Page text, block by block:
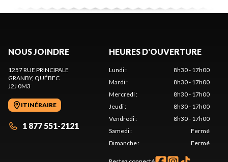
NOUS JOINDRE
1257 RUE PRINCIPALE
GRANBY, QUÉBEC
J2J 0M3
ITINÉRAIRE
1 877 551-2121
HEURES D'OUVERTURE
Lundi:
8h30 - 17h00
Mardi:
8h30 - 17h00
Mercredi:
8h30 - 17h00
Jeudi:
8h30 - 17h00
Vendredi:
8h30 - 17h00
Samedi:
Fermé
Dimanche: Fermé